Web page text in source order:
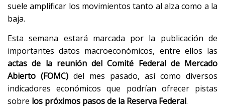
suele amplificar los movimientos tanto al alza como a la
baja.
Esta semana estará marcada por la publicación de
importantes datos macroeconómicos, entre ellos las
actas de la reunión del Comité Federal de Mercado
Abierto (FOMC) del mes pasado, así como diversos
indicadores económicos que podrían ofrecer pistas
sobre los próximos pasos de la Reserva Federal.